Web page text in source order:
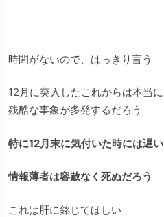
時間がないので、はっきり言う
12月に突入したこれからは本当に
残酷な事象が多発するだろう
特に12月末に気付いた時には遅い
情報薄者は容赦なく死ぬだろう
これは肝に銘じてほしい